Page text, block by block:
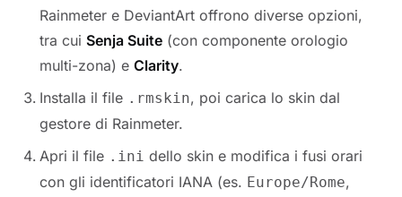
Rainmeter e DeviantArt offrono diverse opzioni,
tra cui Senja Suite (con componente orologio
multi-zona) e Clarity.
Installa il file .rmskin, poi carica lo skin dal
gestore di Rainmeter.
Apri il file .ini dello skin e modifica i fusi orari
con gli identificatori IANA (es. Europe/Rome,